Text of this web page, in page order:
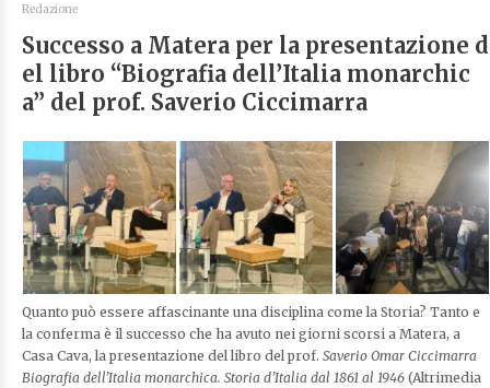
Redazione
Successo a Matera per la presentazione d
el libro “Biografia dell’Italia monarchic
a” del prof. Saverio Ciccimarra
Quanto può essere affascinante una disciplina come la Storia? Tanto e
la conferma è il successo che ha avuto nei giorni scorsi a Matera, a
Casa Cava, la presentazione del libro del prof. Saverio Omar Ciccimarra
Biografia dell’Italia monarchica. Storia d’Italia dal 1861 al 1946 (Altrimedia